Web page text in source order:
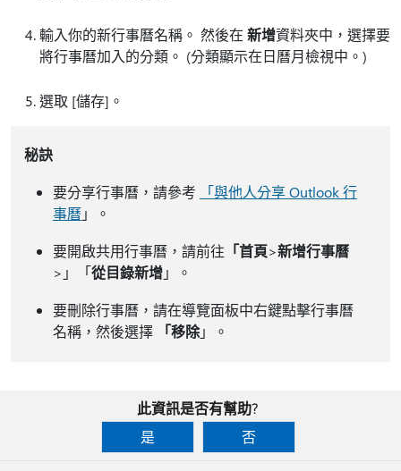
輸入你的新行事曆名稱。 然後在 新增資料夾中，選擇要
將行事曆加入的分類。 (分類顯示在日曆月檢視中。)
選取 [儲存] 。
秘訣
要分享行事曆，請參考
「與他人分享 Outlook 行
事曆」。
要開啟共用行事曆，請前往 「首頁>新增行事曆
>」「從目錄新增」。
要刪除行事曆，請在導覽面板中右鍵點擊行事曆
名稱，然後選擇
「移除」。
此資訊是否有幫助?
是
否